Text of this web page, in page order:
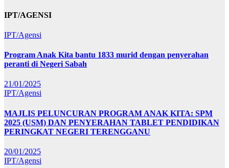
IPT/AGENSI
IPT/Agensi
Program Anak Kita bantu 1833 murid dengan penyerahan
peranti di Negeri Sabah
21/01/2025
IPT/Agensi
MAJLIS PELUNCURAN PROGRAM ANAK KITA: SPM
2025 (USM) DAN PENYERAHAN TABLET PENDIDIKAN
PERINGKAT NEGERI TERENGGANU
20/01/2025
IPT/Agensi